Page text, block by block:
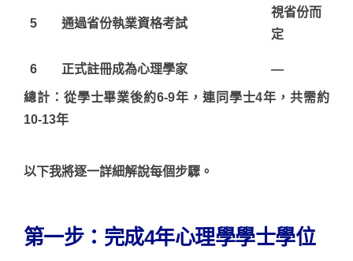
5 通過省份執業資格考試
視省份而
定
6 正式註冊成為心理學家 —
總計：從學士畢業後約6-9年，連同學士4年，共需約
10-13年
以下我將逐一詳細解說每個步驟。
第一步：完成4年心理學學士學位